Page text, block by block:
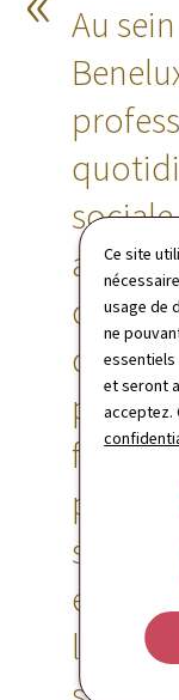
Ce site
usage de
ne
et seront
Au
aux
ce
pour
les